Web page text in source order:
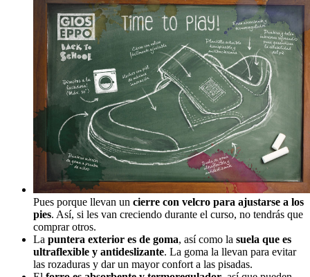
Pues porque llevan un cierre con velcro para ajustarse a los
pies. Así, si les van creciendo durante el curso, no tendrás que
comprar otros.
La puntera exterior es de goma, así como la suela que es
ultraflexible y antideslizante. La goma la llevan para evitar
las rozaduras y dar un mayor confort a las pisadas.